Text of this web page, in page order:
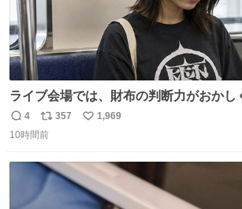
ライブ会場では、財布の判断力がおかし
返
信
4
リ
ポ
ト
数
357
い
数
1,969
10時間前